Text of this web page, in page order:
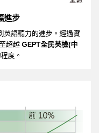
進步
英語聽力的進步。經過實
超越 GEPT全民英檢(中
度。